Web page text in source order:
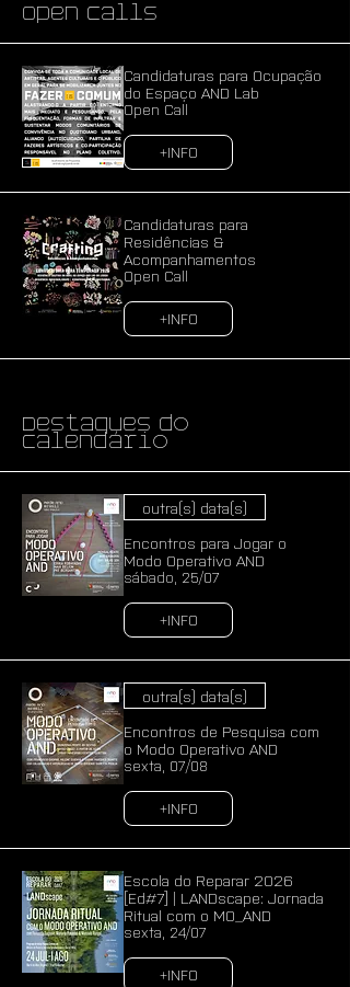
Open Calls
Candidaturas para Ocupação
do Espaço AND Lab
Open Call
+INFO
Candidaturas para
Residências &
Acompanhamentos
Open Call
+INFO
Destaques do
Calendário
outra(s) data(s)
Encontros para Jogar o
Modo Operativo AND
sábado, 25/07
+INFO
outra(s) data(s)
Encontros de Pesquisa com
o Modo Operativo AND
sexta, 07/08
+INFO
Escola do Reparar 2026
[Ed#7] | LANDscape: Jornada
Ritual com o MO_AND
sexta, 24/07
+INFO